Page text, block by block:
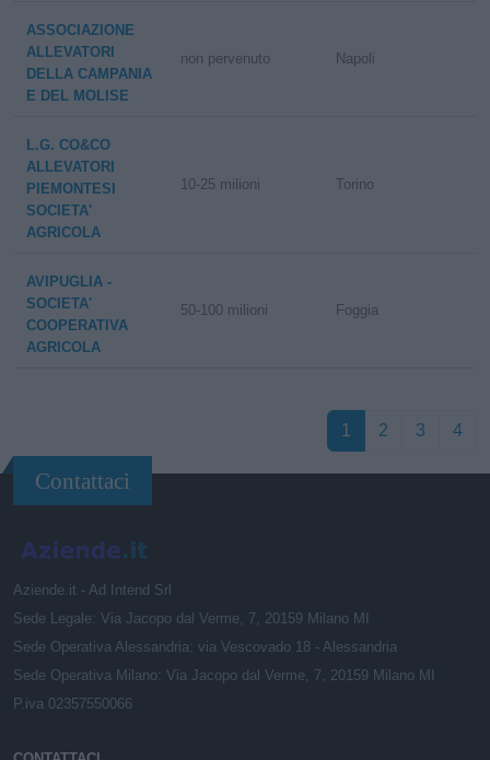
ASSOCIAZIONE
ALLEVATORI
DELLA CAMPANIA
E DEL MOLISE
non pervenuto Napoli
L.G. CO&CO
ALLEVATORI
PIEMONTESI
SOCIETA'
AGRICOLA
10-25 milioni Torino
AVIPUGLIA -
SOCIETA'
COOPERATIVA
AGRICOLA
50-100 milioni Foggia
1 2 3 4
Contattaci
Aziende.it - Ad Intend Srl
Sede Legale: Via Jacopo dal Verme, 7, 20159 Milano MI
Sede Operativa Alessandria: via Vescovado 18 - Alessandria
Sede Operativa Milano: Via Jacopo dal Verme, 7, 20159 Milano MI
P.iva 02357550066